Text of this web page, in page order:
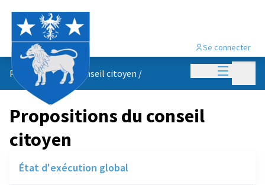
Menu
Se connecter
Propositions du conseil citoyen /
Propositions du conseil
citoyen
État d'exécution global